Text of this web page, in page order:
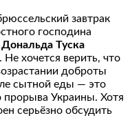
завтрак
господина
Дональда Туска
. Не хочется верить, что
доброты
сытной еды — это
прорыва Украины. Хотя
серьёзно обсудить